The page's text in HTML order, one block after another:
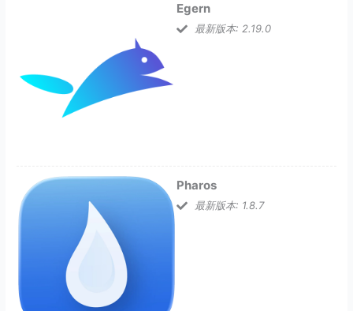
Egern
最新版本: 2.19.0
Pharos
最新版本: 1.8.7